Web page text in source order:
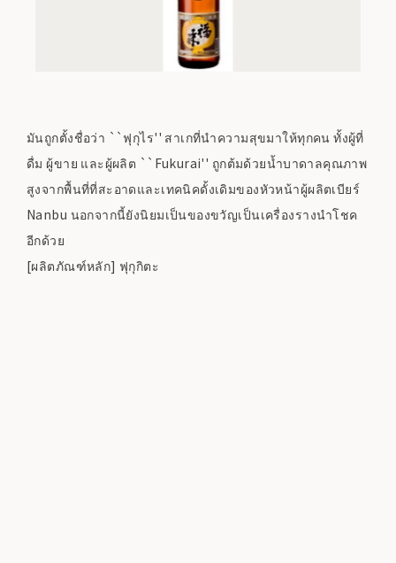
มันถูกตั้งชื่อว่า ``ฟุกุไร'' สาเกที่นำความสุขมาให้ทุกคน ทั้งผู้ที่
ดื่ม ผู้ขาย และผู้ผลิต ``Fukurai'' ถูกต้มด้วยน้ำบาดาลคุณภาพ
สูงจากพื้นที่ที่สะอาดและเทคนิคดั้งเดิมของหัวหน้าผู้ผลิตเบียร์
Nanbu นอกจากนี้ยังนิยมเป็นของขวัญเป็นเครื่องรางนำโชค
อีกด้วย
[ผลิตภัณฑ์หลัก] ฟุกุกิตะ